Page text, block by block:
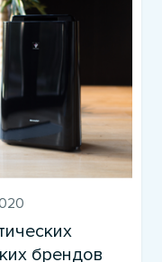
брендов